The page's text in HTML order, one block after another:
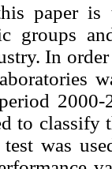
paper is
groups
In
to classify
was